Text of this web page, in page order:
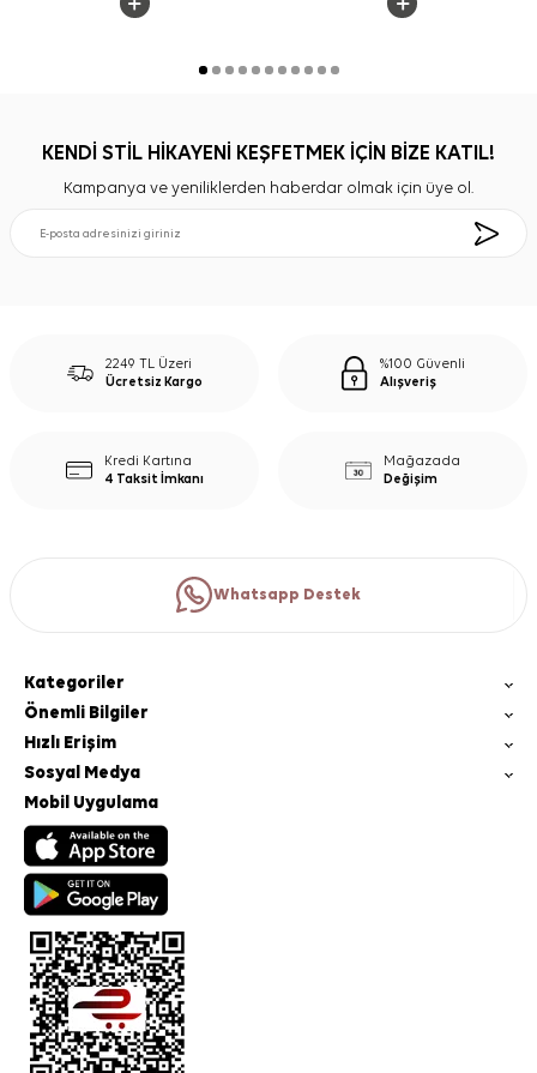
KENDİ STİL HİKAYENİ KEŞFETMEK İÇİN BİZE KATIL!
Kampanya ve yeniliklerden haberdar olmak için üye ol.
2249 TL Üzeri
Ücretsiz Kargo
%100 Güvenli
Alışveriş
Kredi Kartına
4 Taksit İmkanı
Mağazada
Değişim
Whatsapp Destek
Kategoriler
Önemli Bilgiler
Hızlı Erişim
Sosyal Medya
Mobil Uygulama